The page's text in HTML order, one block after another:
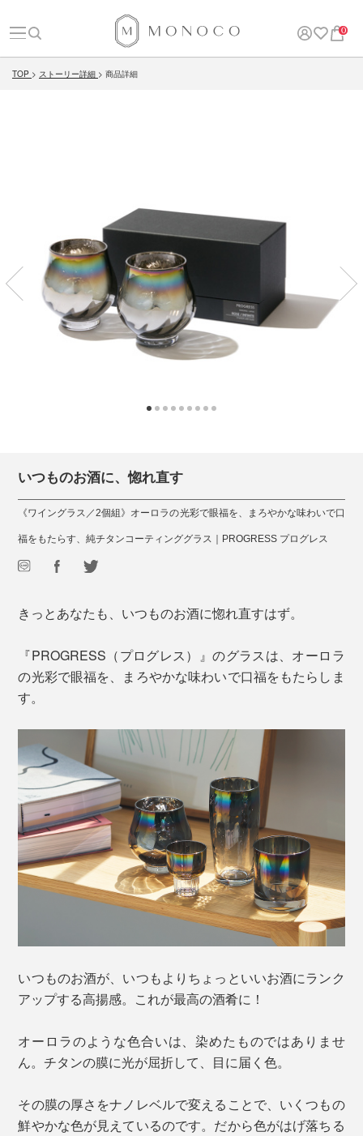
0
TOP ストーリー詳細 商品詳細
いつものお酒に、惚れ直す
《ワイングラス／2個組》オーロラの光彩で眼福を、まろやかな味わいで口
福をもたらす、純チタンコーティンググラス｜PROGRESS プログレス
きっとあなたも、いつものお酒に惚れ直すはず。
『PROGRESS（プログレス）』のグラスは、オーロラ
の光彩で眼福を、まろやかな味わいで口福をもたらしま
す。
いつものお酒が、いつもよりちょっといいお酒にランク
アップする高揚感。これが最高の酒肴に！
オーロラのような色合いは、染めたものではありませ
ん。チタンの膜に光が屈折して、目に届く色。
その膜の厚さをナノレベルで変えることで、いくつもの
鮮やかな色が見えているのです。だから色がはげ落ちる